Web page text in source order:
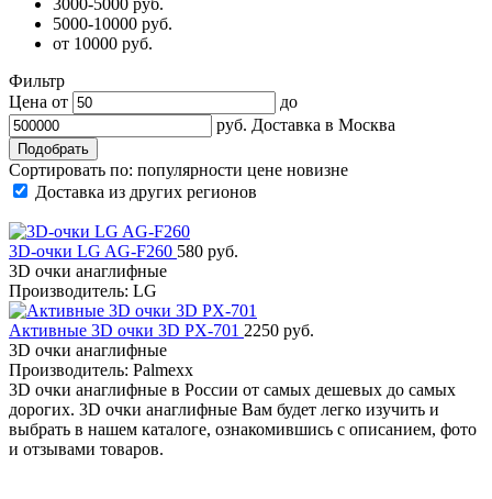
3000-5000 руб.
5000-10000 руб.
от 10000 руб.
Фильтр
Цена от
до
руб. Доставка в Москва
Сортировать по: популярности цене новизне
Доставка из других регионов
3D-очки LG AG-F260 580 руб.
3D очки анаглифные
Производитель: LG
Активные 3D очки 3D PX-701 2250 руб.
3D очки анаглифные
Производитель: Palmexx
3D очки анаглифные в России от самых дешевых до самых
дорогих. 3D очки анаглифные Вам будет легко изучить и
выбрать в нашем каталоге, ознакомившись с описанием, фото
и отзывами товаров.